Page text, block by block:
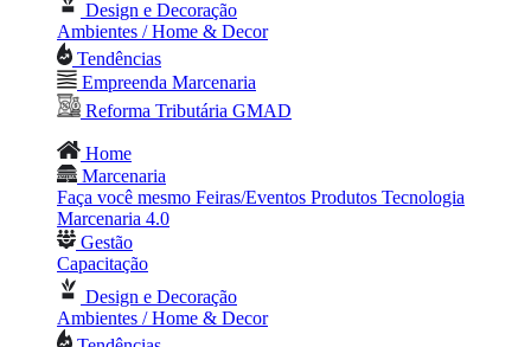
Design e Decoração
Ambientes / Home & Decor
Tendências
Empreenda Marcenaria
Reforma Tributária GMAD
Home
Marcenaria
Faça você mesmo Feiras/Eventos Produtos Tecnologia
Marcenaria 4.0
Gestão
Capacitação
Design e Decoração
Ambientes / Home & Decor